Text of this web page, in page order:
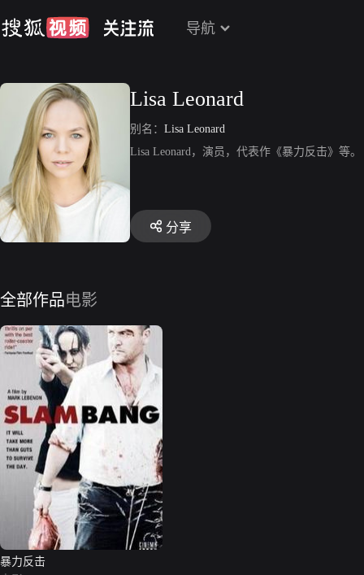
导航
Lisa Leonard
别名： Lisa Leonard
Lisa Leonard，演员，代表作《暴力反击》等。
分享
全部作品电影
暴力反击